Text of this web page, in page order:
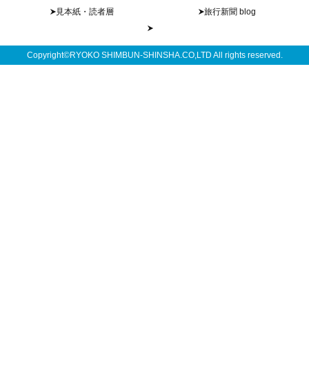
見本紙・読者層
旅行新聞 blog
Copyright©RYOKO SHIMBUN-SHINSHA.CO,LTD All rights reserved.